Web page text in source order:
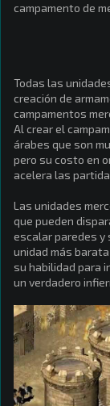
campamento de
Todas las
creación de
campamentos
Al crear el
árabes que son
pero su costo en
acelera las
Las unidades
que pueden
escalar paredes y
unidad más
su habilidad para
un verdadero